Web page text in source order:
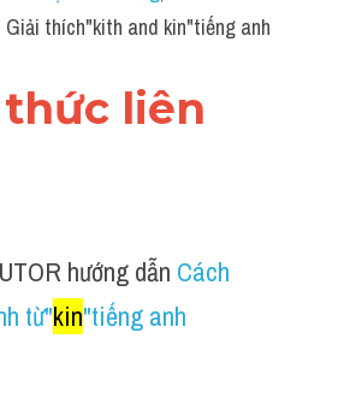
2
Giải thích"kith and kin"tiếng anh
thức liên
hướng dẫn Cách
từ"kin"tiếng anh